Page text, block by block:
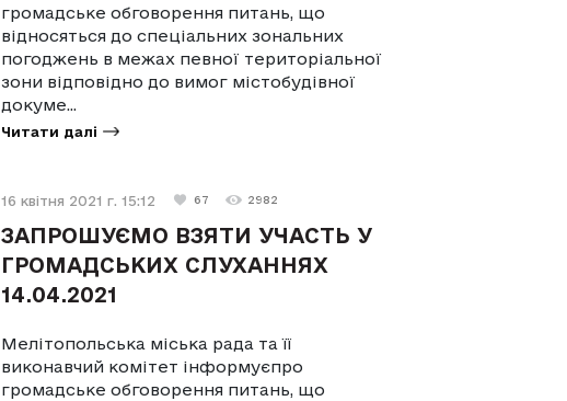
громадське обговорення питань, що
відносяться до спеціальних зональних
погоджень в межах певної територіальної
зони відповідно до вимог містобудівної
докуме...
Читати далі
16 квітня 2021 г. 15:12 67 2982
ЗАПРОШУЄМО ВЗЯТИ УЧАСТЬ У
ГРОМАДСЬКИХ СЛУХАННЯХ
14.04.2021
Мелітопольська міська рада та її
виконавчий комітет інформуєпро
громадське обговорення питань, що